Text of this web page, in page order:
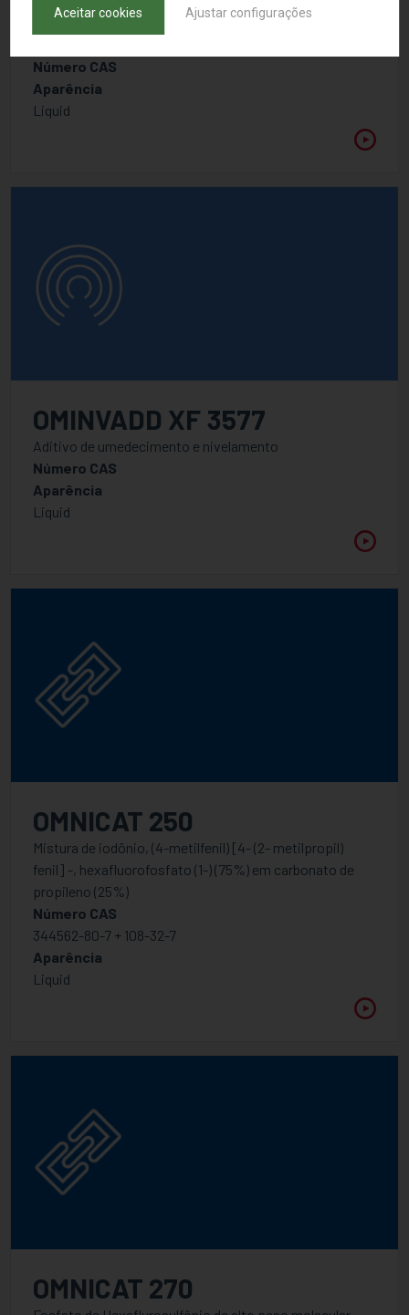
OMINVADD XF 3541
Número CAS
Aparência
Liquid
OMINVADD XF 3577
Aditivo de umedecimento e nivelamento
Número CAS
Aparência
Liquid
OMNICAT 250
Mistura de iodônio, (4-metilfenil) [4- (2- metilpropil)
fenil] -, hexafluorofosfato (1-) (75%) em carbonato de
propileno (25%)
Número CAS
344562-80-7 + 108-32-7
Aparência
Liquid
OMNICAT 270
Aceitar cookies Ajustar configurações